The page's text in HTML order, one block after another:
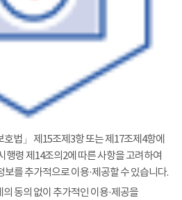
법」 제15조제3항 또는 제17조제4항에
행령 제14조의2에 따른 사항을 고려하여
를 추가적으로 이용·제공할 수 있습니다.
동의 없이 추가적인 이용·제공을